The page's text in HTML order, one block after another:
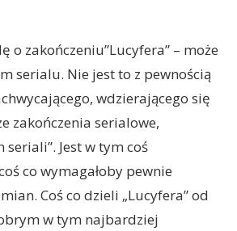
o zakończeniu”Lucyfera” – może
serialu. Nie jest to z pewnością
wdzierającego się
zakończenia serialowe,
Jest w tym coś
co wymagałoby pewnie
Coś co dzieli „Lucyfera” od
w tym najbardziej